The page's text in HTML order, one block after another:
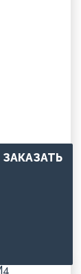
ЗАКАЗАТЬ